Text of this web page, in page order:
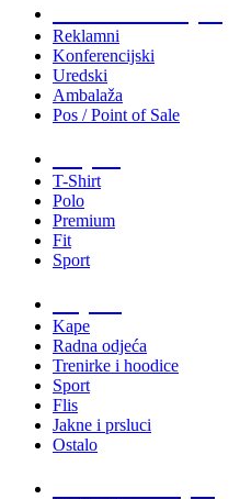
Reklamni
Konferencijski
Uredski
Ambalaža
Pos / Point of Sale
T-Shirt
Polo
Premium
Fit
Sport
Kape
Radna odjeća
Trenirke i hoodice
Sport
Flis
Jakne i prsluci
Ostalo